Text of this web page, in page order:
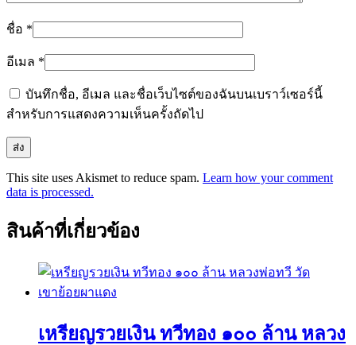
ชื่อ *
อีเมล *
บันทึกชื่อ, อีเมล และชื่อเว็บไซต์ของฉันบนเบราว์เซอร์นี้
สำหรับการแสดงความเห็นครั้งถัดไป
This site uses Akismet to reduce spam. Learn how your comment
data is processed.
สินค้าที่เกี่ยวข้อง
เหรียญรวยเงิน ทวีทอง ๑๐๐ ล้าน หลวง